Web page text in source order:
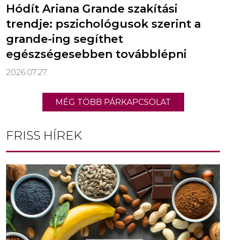
Hódít Ariana Grande szakítási
trendje: pszichológusok szerint a
grande-ing segíthet
egészségesebben továbblépni
2026.07.27.
MÉG TÖBB PÁRKAPCSOLAT
FRISS HÍREK